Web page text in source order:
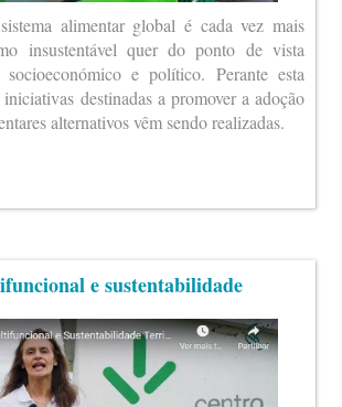
alimentar global é cada vez mais
insustentável quer do ponto de vista
e político. Perante esta
destinadas a promover a adoção
alternativos vêm sendo realizadas.
e sustentabilidade